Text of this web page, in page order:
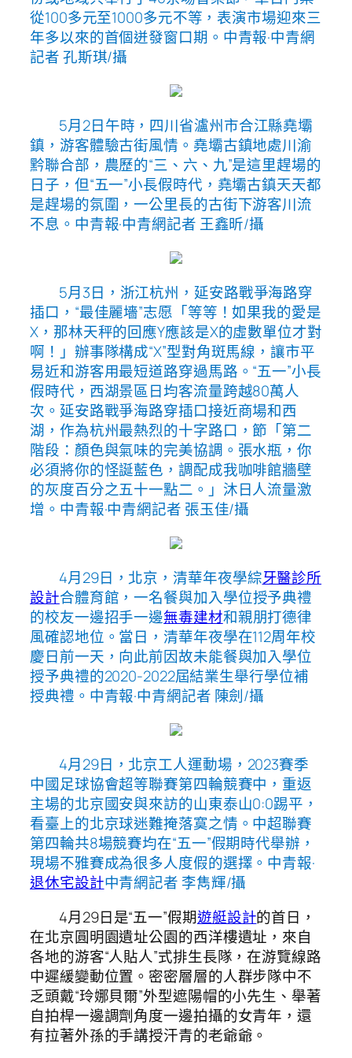
從100多元至1000多元不等，表演市場迎來三
年多以來的首個迸發窗口期。中青報·中青網
記者 孔斯琪/攝
5月2日午時，四川省瀘州市合江縣堯壩
鎮，游客體驗古街風情。堯壩古鎮地處川渝
黔聯合部，農歷的“三、六、九”是這里趕場的
日子，但“五一”小長假時代，堯壩古鎮天天都
是趕場的氛圍，一公里長的古街下游客川流
不息。中青報·中青網記者 王鑫昕/攝
5月3日，浙江杭州，延安路戰爭海路穿
插口，“最佳麗墻”志愿「等等！如果我的愛是
X，那林天秤的回應Y應該是X的虛數單位才對
啊！」辦事隊構成“X”型對角斑馬線，讓市平
易近和游客用最短道路穿過馬路。“五一”小長
假時代，西湖景區日均客流量跨越80萬人
次。延安路戰爭海路穿插口接近商場和西
湖，作為杭州最熱烈的十字路口，節「第二
階段：顏色與氣味的完美協調。張水瓶，你
必須將你的怪誕藍色，調配成我咖啡館牆壁
的灰度百分之五十一點二。」沐日人流量激
增。中青報·中青網記者 張玉佳/攝
4月29日，北京，清華年夜學綜牙醫診所
設計合體育館，一名餐與加入學位授予典禮
的校友一邊招手一邊無毒建材和親朋打德律
風確認地位。當日，清華年夜學在112周年校
慶日前一天，向此前因故未能餐與加入學位
授予典禮的2020-2022屆結業生舉行學位補
授典禮。中青報·中青網記者 陳劍/攝
4月29日，北京工人運動場，2023賽季
中國足球協會超等聯賽第四輪競賽中，重返
主場的北京國安與來訪的山東泰山0:0踢平，
看臺上的北京球迷難掩落寞之情。中超聯賽
第四輪共8場競賽均在“五一”假期時代舉辦，
現場不雅賽成為很多人度假的選擇。中青報·
退休宅設計中青網記者 李雋輝/攝
4月29日是“五一”假期遊艇設計的首日，
在北京圓明園遺址公園的西洋樓遺址，來自
各地的游客“人貼人”式排生長隊，在游覽線路
中遲緩變動位置。密密層層的人群步隊中不
乏頭戴“玲娜貝爾”外型遮陽帽的小先生、舉著
自拍桿一邊調劑角度一邊拍攝的女青年，還
有拉著外孫的手講授汗青的老爺爺。